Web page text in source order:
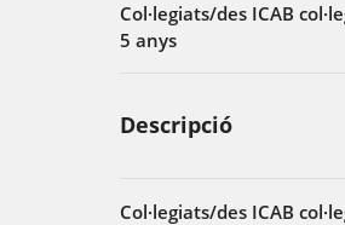
Col·legiats/des ICAB
5 anys
Descripció
Col·legiats/des ICAB